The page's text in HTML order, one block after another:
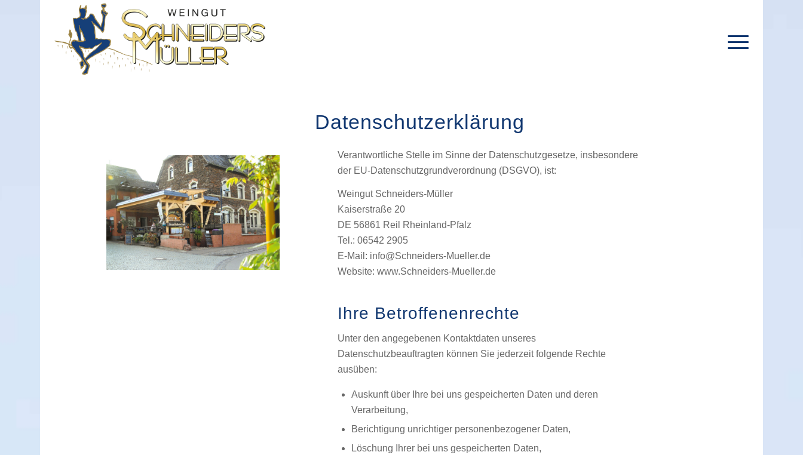
Datenschutzerklärung
Verantwortliche Stelle im Sinne der Datenschutzgesetze, insbesondere
der EU-Datenschutzgrundverordnung (DSGVO), ist:
Weingut Schneiders-Müller
Kaiserstraße 20
DE 56861 Reil Rheinland-Pfalz
Tel.: 06542 2905
E-Mail: info@Schneiders-Mueller.de
Website: www.Schneiders-Mueller.de
Ihre Betroffenenrechte
Unter den angegebenen Kontaktdaten unseres
Datenschutzbeauftragten können Sie jederzeit folgende Rechte
ausüben:
Auskunft über Ihre bei uns gespeicherten Daten und deren
Verarbeitung,
Berichtigung unrichtiger personenbezogener Daten,
Löschung Ihrer bei uns gespeicherten Daten,